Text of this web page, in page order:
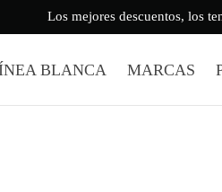
Los mejores descuentos, los
BLANCA MARCAS